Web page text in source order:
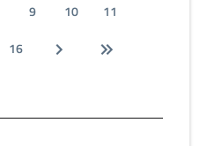
9 10
11
16